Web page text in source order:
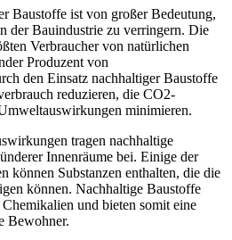
Baustoffe ist von großer Bedeutung,
der Bauindustrie zu verringern. Die
Verbraucher von natürlichen
Produzent von
den Einsatz nachhaltiger Baustoffe
reduzieren, die CO2-
minimieren.
tragen nachhaltige
Innenräume bei. Einige der
können Substanzen enthalten, die die
können. Nachhaltige Baustoffe
und bieten somit eine
Bewohner.